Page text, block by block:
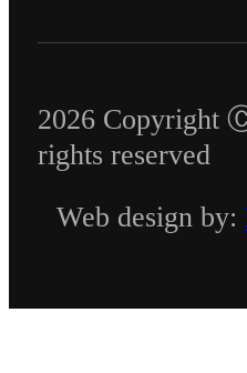
2026 Copyright
rights reserved
Web design by: